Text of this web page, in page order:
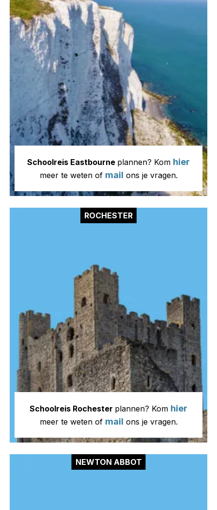
Schoolreis Eastbourne plannen? Kom hier
meer te weten of mail ons je vragen.
ROCHESTER
Schoolreis Rochester plannen? Kom hier
meer te weten of mail ons je vragen.
NEWTON ABBOT